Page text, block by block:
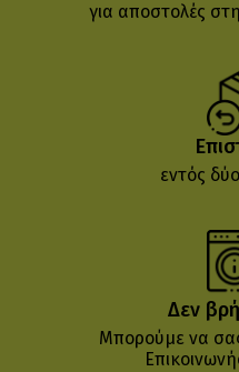
για αποστολές
εντός
Δεν
Μπορούμε να